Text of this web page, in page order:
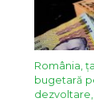
România,
bugetară
dezvoltare,